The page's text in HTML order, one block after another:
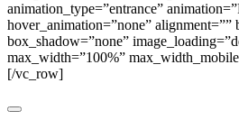
animation_type=”entrance”
hover_animation=”none” alignment=””
box_shadow=”none”
max_width=”100%”
[/vc_row]